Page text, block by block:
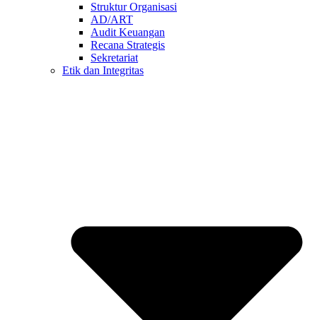
Struktur Organisasi
AD/ART
Audit Keuangan
Recana Strategis
Sekretariat
Etik dan Integritas